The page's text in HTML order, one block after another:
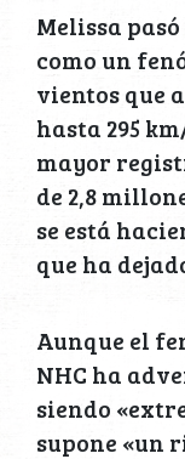
Melissa
como un
vientos que
hasta 295
mayor
de 2,8
se está
que ha
Aunque el
NHC ha
siendo
supone «un